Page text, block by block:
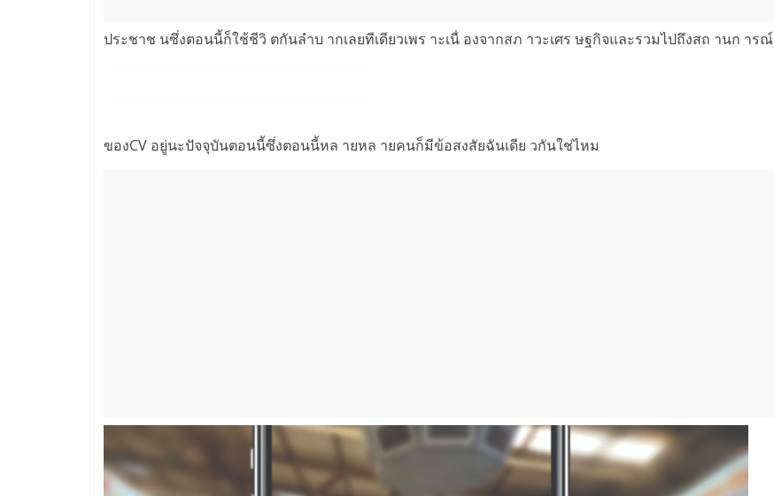
ประชาช นซึ่งตอนนี้ก็ใช้ชีวิ ตกันลำบ ากเลยทีเดียวเพร าะเนื่ องจากสภ าวะเศร ษฐกิจและรวมไปถึงสถ านก ารณ์
ของCV อยู่นะปัจจุบันตอนนี้ซึ่งตอนนี้หล ายหล ายคนก็มีข้อสงสัยฉันเดีย วกันใช่ไหม